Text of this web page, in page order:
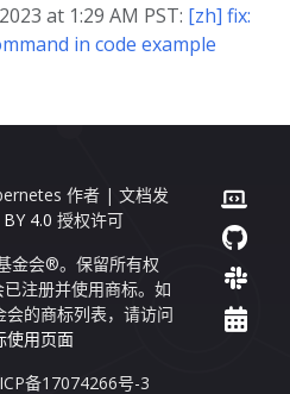
at 1:29 AM PST: [zh] fix:
in code example
作者 | 文档发
BY 4.0 授权许可
金会®。保留所有权
注册并使用商标。如
会的商标列表，请访问
使用页面
备17074266号-3